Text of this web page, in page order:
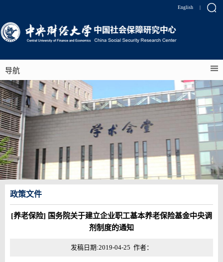
English |
导航
政策文件
[养老保险] 国务院关于建立企业职工基本养老保险基金中央调
剂制度的通知
发稿日期:2019-04-25 作者：